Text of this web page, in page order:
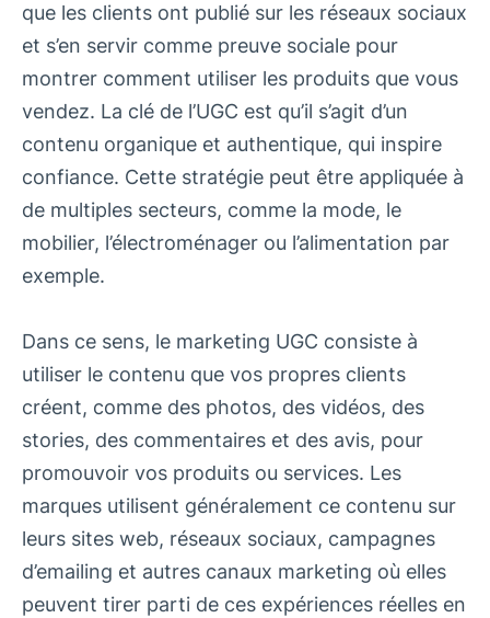
que les clients ont publié sur les réseaux sociaux
et s’en servir comme preuve sociale pour
montrer comment utiliser les produits que vous
vendez. La clé de l’UGC est qu’il s’agit d’un
contenu organique et authentique, qui inspire
confiance. Cette stratégie peut être appliquée à
de multiples secteurs, comme la mode, le
mobilier, l’électroménager ou l’alimentation par
exemple.
Dans ce sens, le marketing UGC consiste à
utiliser le contenu que vos propres clients
créent, comme des photos, des vidéos, des
stories, des commentaires et des avis, pour
promouvoir vos produits ou services. Les
marques utilisent généralement ce contenu sur
leurs sites web, réseaux sociaux, campagnes
d’emailing et autres canaux marketing où elles
peuvent tirer parti de ces expériences réelles en